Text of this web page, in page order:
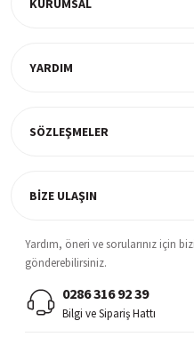
YARDIM
SÖZLEŞMELER
BİZE ULAŞIN
Yardım, öneri ve sorularınız için
gönderebilirsiniz.
0286 316 92 39
Bilgi ve Sipariş Hattı